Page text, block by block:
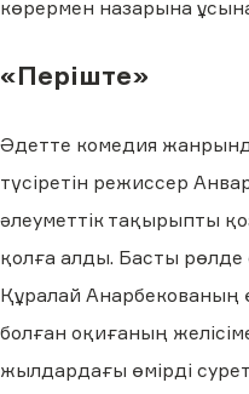
көрермен назарына
«Періште»
Әдетте комедия
түсіретін режиссер
әлеуметтік тақырыпты
қолға алды. Басты рөлде
Құралай Анарбекованың
болған оқиғаның
жылдардағы өмірді